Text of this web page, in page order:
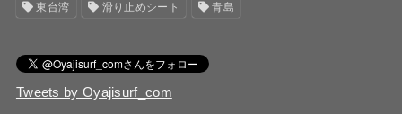
東台湾 滑り止めシート 青島
Tweets by Oyajisurf_com